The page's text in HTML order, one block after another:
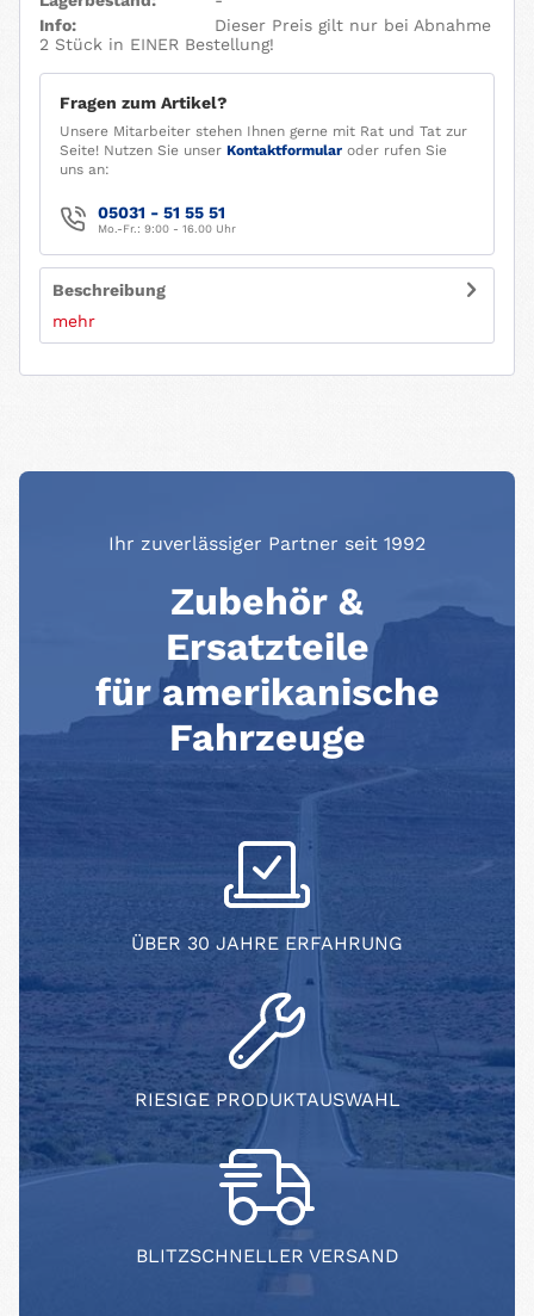
Info:
Dieser Preis gilt nur bei Abnahme
2 Stück in EINER Bestellung!
Fragen zum Artikel?
Unsere Mitarbeiter stehen Ihnen gerne mit Rat und Tat zur
Seite! Nutzen Sie unser Kontaktformular oder rufen Sie
uns an:
05031 - 51 55 51
Mo.-Fr.: 9:00 - 16.00 Uhr
Beschreibung
mehr
Ihr zuverlässiger Partner seit 1992
Zubehör &
Ersatzteile
für amerikanische
Fahrzeuge
ÜBER 30 JAHRE ERFAHRUNG
RIESIGE PRODUKTAUSWAHL
BLITZSCHNELLER VERSAND